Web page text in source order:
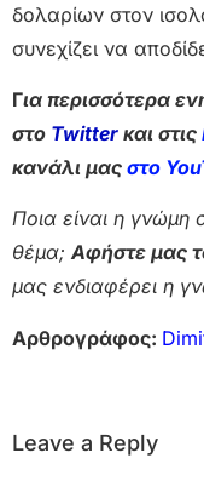
δολαρίων στον
συνεχίζει να
Για περισσότερα
στο Twitter και στις
κανάλι μας στο
Ποια είναι η γνώμη
θέμα;Αφήστε μας
μας ενδιαφέρει η
Αρθρογράφος:
Leave a Reply